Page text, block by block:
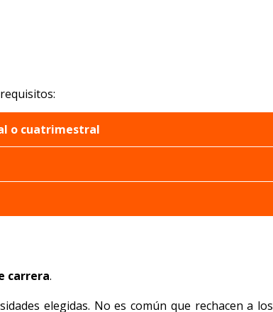
o cuatrimestral
carrera.
elegidas. No es común que rechacen a